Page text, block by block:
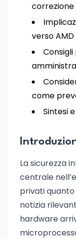
correzione
verso AMD
come
Sintesi
La sicurezza
centrale
privati quanto
notizia
hardware